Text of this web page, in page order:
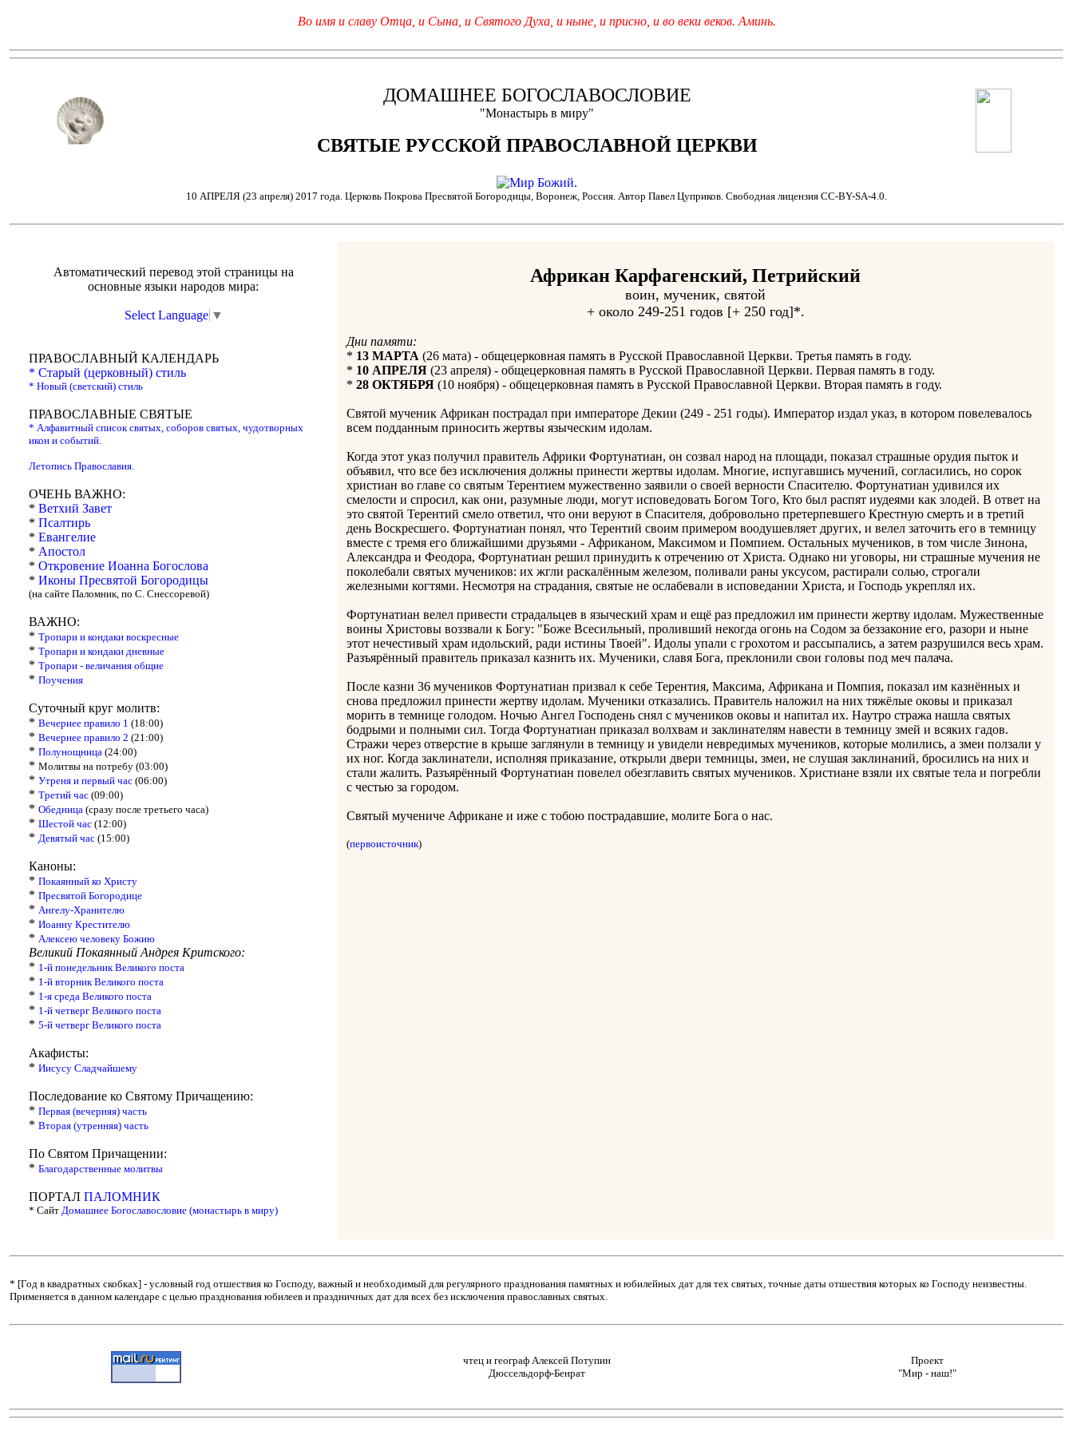
Во имя и славу Отца, и Сына, и Святого Духа, и ныне, и присно, и во веки веков. Аминь.
ДОМАШНЕЕ БОГОСЛАВОСЛОВИЕ
"Монастырь в миру"
СВЯТЫЕ РУССКОЙ ПРАВОСЛАВНОЙ ЦЕРКВИ
10 АПРЕЛЯ (23 апреля) 2017 года. Церковь Покрова Пресвятой Богородицы, Воронеж, Россия. Автор Павел Цуприков. Свободная лицензия CC-BY-SA-4.0.
Автоматический перевод этой страницы на
основные языки народов мира:
Select Language ▼
ПРАВОСЛАВНЫЙ КАЛЕНДАРЬ
* Старый (церковный) стиль
* Новый (светский) стиль
ПРАВОСЛАВНЫЕ СВЯТЫЕ
* Алфавитный список святых, соборов святых, чудотворных
икон и событий.
Летопись Православия.
ОЧЕНЬ ВАЖНО:
* Ветхий Завет
* Псалтирь
* Евангелие
* Апостол
* Откровение Иоанна Богослова
* Иконы Пресвятой Богородицы
(на сайте Паломник, по С. Снессоревой)
ВАЖНО:
* Тропари и кондаки воскресные
* Тропари и кондаки дневные
* Тропари - величания общие
* Поучения
Суточный круг молитв:
* Вечериее правило 1 (18:00)
* Вечернее правило 2 (21:00)
* Полунощница (24:00)
* Молитвы на потребу (03:00)
* Утреня и первый час (06:00)
* Третий час (09:00)
* Обедница (сразу после третьего часа)
* Шестой час (12:00)
* Девятый час (15:00)
Каноны:
* Покаянный ко Христу
* Пресвятой Богородице
* Ангелу-Хранителю
* Иоанну Крестителю
* Алексею человеку Божию
Великий Покаянный Андрея Критского:
* 1-й понедельник Великого поста
* 1-й вторник Великого поста
* 1-я среда Великого поста
* 1-й четверг Великого поста
* 5-й четверг Великого поста
Акафисты:
* Иисусу Сладчайшему
Последование ко Святому Причащению:
* Первая (вечерняя) часть
* Вторая (утренняя) часть
По Святом Причащении:
* Благодарственные молитвы
ПОРТАЛ ПАЛОМНИК
* Сайт Домашнее Богославословие (монастырь в миру)
Африкан Карфагенский, Петрийский
воин, мученик, святой
+ около 249-251 годов [+ 250 год]*.
Дни памяти:
* 13 МАРТА (26 мата) - общецерковная память в Русской Православной Церкви. Третья память в году.
* 10 АПРЕЛЯ (23 апреля) - общецерковная память в Русской Православной Церкви. Первая память в году.
* 28 ОКТЯБРЯ (10 ноября) - общецерковная память в Русской Православной Церкви. Вторая память в году.
Святой мученик Африкан пострадал при императоре Декии (249 - 251 годы). Император издал указ, в котором повелевалось
всем подданным приносить жертвы языческим идолам.
Когда этот указ получил правитель Африки Фортунатиан, он созвал народ на площади, показал страшные орудия пыток и
объявил, что все без исключения должны принести жертвы идолам. Многие, испугавшись мучений, согласились, но сорок
христиан во главе со святым Терентием мужественно заявили о своей верности Спасителю. Фортунатиан удивился их
смелости и спросил, как они, разумные люди, могут исповедовать Богом Того, Кто был распят иудеями как злодей. В ответ на
это святой Терентий смело ответил, что они веруют в Спасителя, добровольно претерпевшего Крестную смерть и в третий
день Воскресшего. Фортунатиан понял, что Терентий своим примером воодушевляет других, и велел заточить его в темницу
вместе с тремя его ближайшими друзьями - Африканом, Максимом и Помпием. Остальных мучеников, в том числе Зинона,
Александра и Феодора, Фортунатиан решил принудить к отречению от Христа. Однако ни уговоры, ни страшные мучения не
поколебали святых мучеников: их жгли раскалённым железом, поливали раны уксусом, растирали солью, строгали
железными когтями. Несмотря на страдания, святые не ослабевали в исповедании Христа, и Господь укреплял их.
Фортунатиан велел привести страдальцев в языческий храм и ещё раз предложил им принести жертву идолам. Мужественные
воины Христовы воззвали к Богу: "Боже Всесильный, проливший некогда огонь на Содом за беззаконие его, разори и ныне
этот нечестивый храм идольский, ради истины Твоей". Идолы упали с грохотом и рассыпались, а затем разрушился весь храм.
Разъярённый правитель приказал казнить их. Мученики, славя Бога, преклонили свои головы под меч палача.
После казни 36 мучеников Фортунатиан призвал к себе Терентия, Максима, Африкана и Помпия, показал им казнённых и
снова предложил принести жертву идолам. Мученики отказались. Правитель наложил на них тяжёлые оковы и приказал
морить в темнице голодом. Ночью Ангел Господень снял с мучеников оковы и напитал их. Наутро стража нашла святых
бодрыми и полными сил. Тогда Фортунатиан приказал волхвам и заклинателям навести в темницу змей и всяких гадов.
Стражи через отверстие в крыше заглянули в темницу и увидели невредимых мучеников, которые молились, а змеи ползали у
их ног. Когда заклинатели, исполняя приказание, открыли двери темницы, змеи, не слушая заклинаний, бросились на них и
стали жалить. Разъярённый Фортунатиан повелел обезглавить святых мучеников. Христиане взяли их святые тела и погребли
с честью за городом.
Святый мучениче Африкане и иже с тобою пострадавшие, молите Бога о нас.
(первоисточник)
* [Год в квадратных скобках] - условный год отшествия ко Господу, важный и необходимый для регулярного празднования памятных и юбилейных дат для тех святых, точные даты отшествия которых ко Господу неизвестны.
Применяется в данном календаре с целью празднования юбилеев и праздничных дат для всех без исключения православных святых.
чтец и географ Алексей Потупин
Дюссельдорф-Бенрат
Проект
"Мир - наш!"